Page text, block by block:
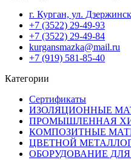
г. Курган, ул.
+7 (3522) 29-49-93
+7 (3522) 29-49-84
kurgansmazka@mail.ru
+7 (919) 581-85-40
Категории
Сертификаты
ИЗОЛЯЦИОННЫЕ
ПРОМЫШЛЕННАЯ
КОМПОЗИТНЫЕ
ЦВЕТНОЙ
ОБОРУДОВАНИЕ